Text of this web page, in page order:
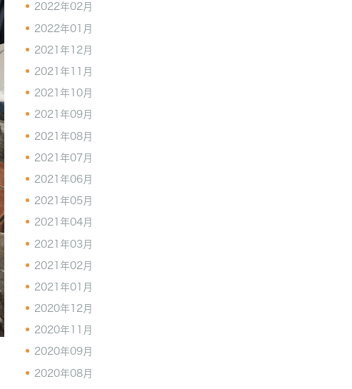
2022年02月
2022年01月
2021年12月
2021年11月
2021年10月
2021年09月
2021年08月
2021年07月
2021年06月
2021年05月
2021年04月
2021年03月
2021年02月
2021年01月
2020年12月
2020年11月
2020年09月
2020年08月